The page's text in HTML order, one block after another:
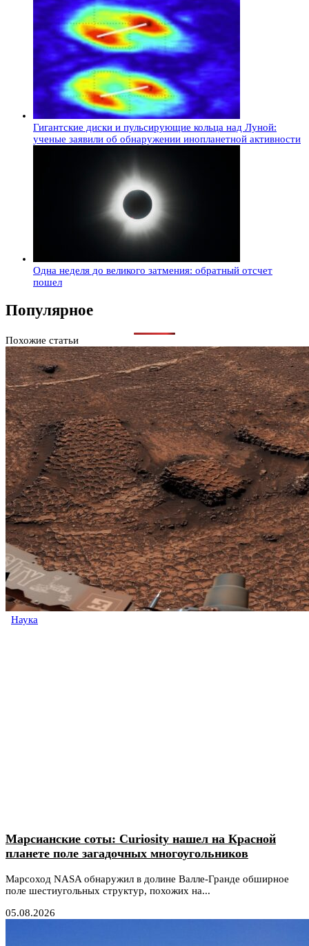
Гигантские диски и пульсирующие кольца над Луной:
ученые заявили об обнаружении инопланетной активности
Одна неделя до великого затмения: обратный отсчет
пошел
Популярное
Похожие статьи
Наука
Марсианские соты: Curiosity нашел на Красной
планете поле загадочных многоугольников
Марсоход NASA обнаружил в долине Валле-Гранде обширное
поле шестиугольных структур, похожих на...
05.08.2026